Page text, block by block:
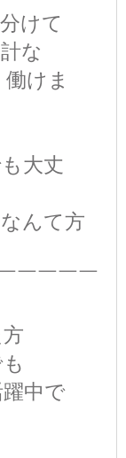
けて
な
けま
大丈
んて方
￣￣￣￣
中で